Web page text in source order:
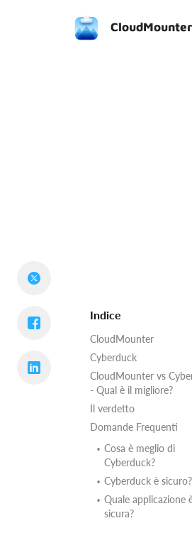
CloudMounter
Indice
CloudMounter
Cyberduck
CloudMounter vs
- Qual è il migliore?
Il verdetto
Domande Frequenti
Cosa è meglio di
Cyberduck?
Cyberduck è sicuro?
Quale applicazione
sicura?